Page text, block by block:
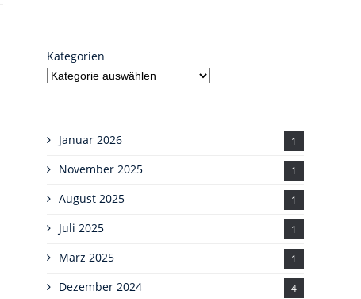
Kategorien
Januar 2026 1
November 2025 1
August 2025 1
Juli 2025 1
März 2025 1
Dezember 2024 4